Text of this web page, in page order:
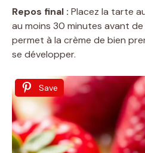
Repos final : Placez la tarte
au moins 30 minutes avant
permet à la crème de bien
se développer.
Save